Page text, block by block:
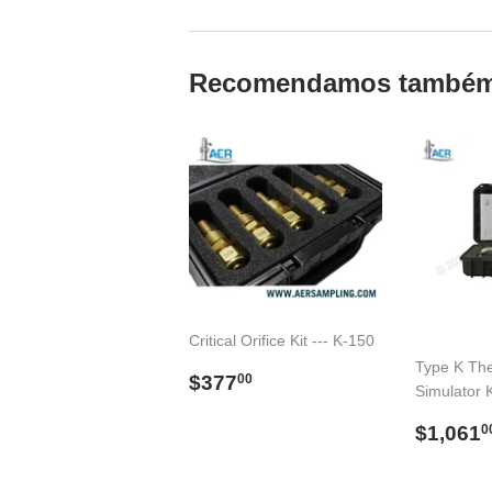
Recomendamos
Critical Orifice Kit --- K-150
Preço
$37700
Type K
Simulator
Preço
$1,061